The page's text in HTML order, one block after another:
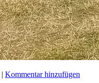
| Kommentar hinzufügen